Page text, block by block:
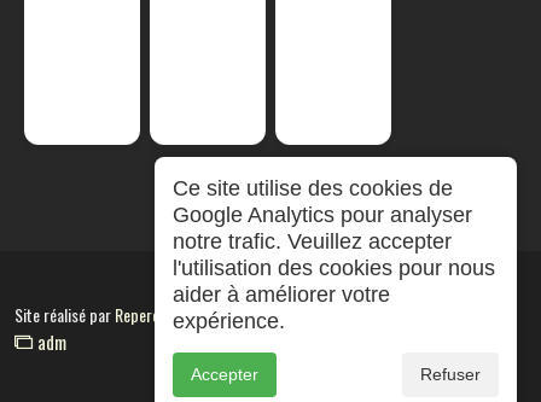
Site réalisé parRepereCom
adm
Ce site utilise des cookies de
Google Analytics pour analyser
notre trafic. Veuillez accepter
l'utilisation des cookies pour nous
aider à améliorer votre
expérience.
Accepter Refuser